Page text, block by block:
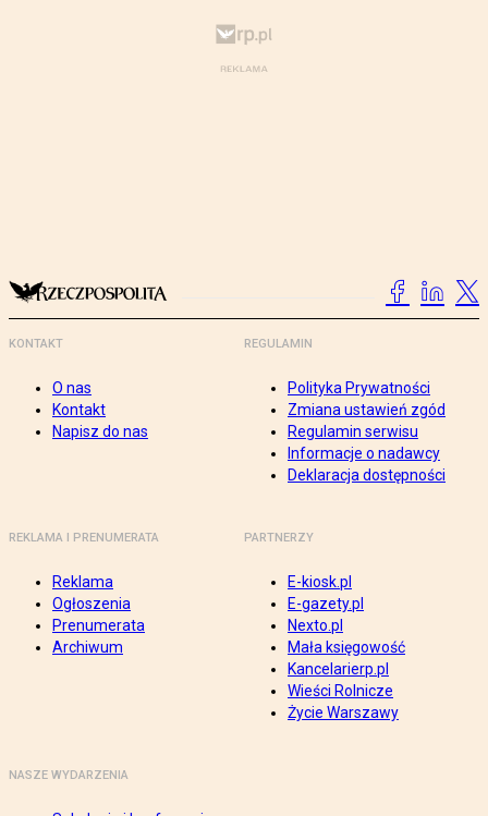
KONTAKT
O nas
Kontakt
Napisz do nas
REGULAMIN
Polityka Prywatności
Zmiana ustawień zgód
Regulamin serwisu
Informacje o nadawcy
Deklaracja dostępności
REKLAMA I PRENUMERATA
Reklama
Ogłoszenia
Prenumerata
Archiwum
PARTNERZY
E-kiosk.pl
E-gazety.pl
Nexto.pl
Mała księgowość
Kancelarierp.pl
Wieści Rolnicze
Życie Warszawy
NASZE WYDARZENIA